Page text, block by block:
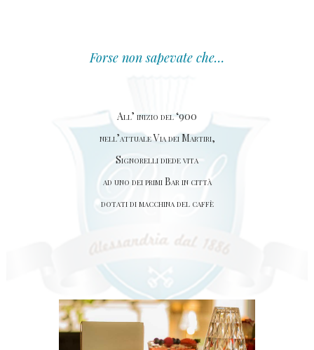
Forse non sapevate che…
All’ inizio del ‘900
nell’attuale Via dei Martiri,
Signorelli diede vita
ad uno dei primi Bar in città
dotati di macchina del caffè